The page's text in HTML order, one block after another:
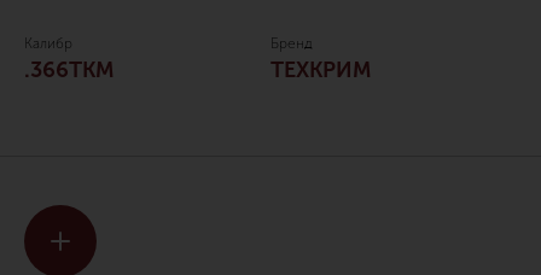
Калибр
.366TKM
Бренд
ТЕХКРИМ